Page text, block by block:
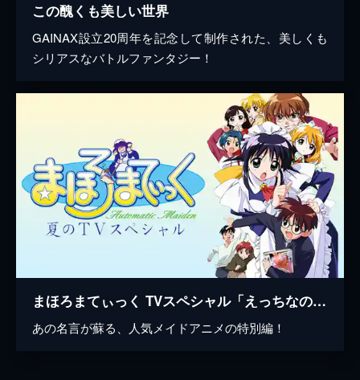
この醜くも美しい世界
GAINAX設立20周年を記念して制作された、美しくも
シリアスなバトルファンタジー！
まほろまてぃっく TVスペシャル「えっちなのはいけないと思います！」
あの名言が蘇る、人気メイドアニメの特別編！